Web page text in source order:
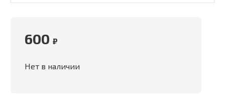
600 ₽
Нет в наличии